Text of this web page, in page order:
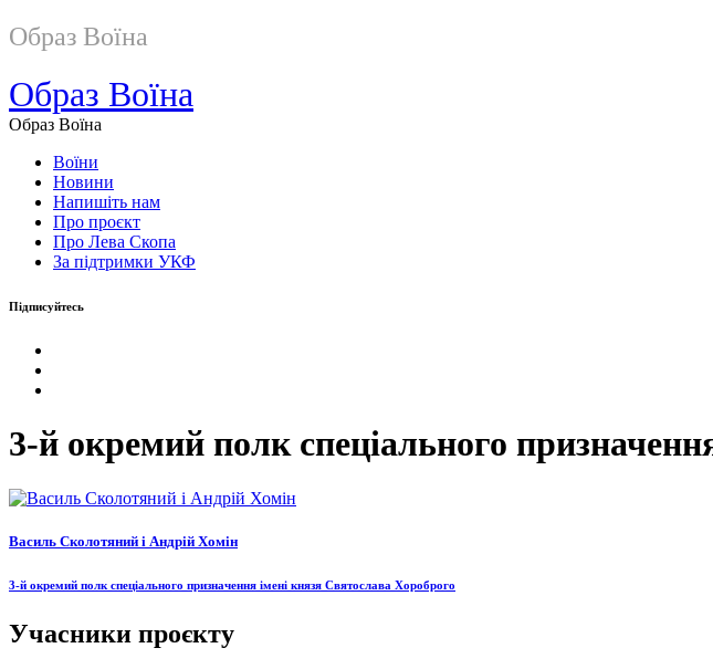
Образ Воїна
Образ Воїна
Образ Воїна
Воїни
Новини
Напишіть нам
Про проєкт
Про Лева Скопа
За підтримки УКФ
Підписуйтесь
3-й окремий полк спеціального
Василь Сколотяний і Андрій Хомін
3-й окремий полк спеціального призначення імені князя Святослава Хороброго
Учасники проєкту